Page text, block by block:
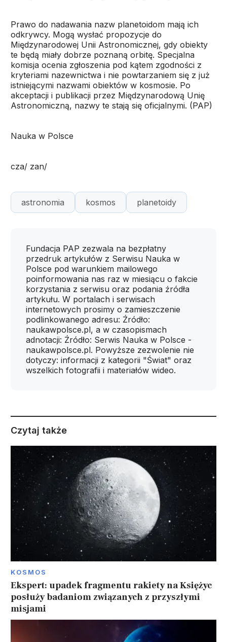
Prawo do nadawania nazw planetoidom mają ich
odkrywcy. Mogą wysłać propozycje do
Międzynarodowej Unii Astronomicznej, gdy obiekty
te będą miały dobrze poznaną orbitę. Specjalna
komisja ocenia zgłoszenia pod kątem zgodności z
kryteriami nazewnictwa i nie powtarzaniem się z już
istniejącymi nazwami obiektów w kosmosie. Po
akceptacji i publikacji przez Międzynarodową Unię
Astronomiczną, nazwy te stają się oficjalnymi. (PAP)
Nauka w Polsce
cza/ zan/
astronomia kosmos planetoidy
Fundacja PAP zezwala na bezpłatny
przedruk artykułów z Serwisu Nauka w
Polsce pod warunkiem mailowego
poinformowania nas raz w miesiącu o fakcie
korzystania z serwisu oraz podania źródła
artykułu. W portalach i serwisach
internetowych prosimy o zamieszczenie
podlinkowanego adresu: Źródło:
naukawpolsce.pl, a w czasopismach
adnotacji: Źródło: Serwis Nauka w Polsce -
naukawpolsce.pl. Powyższe zezwolenie nie
dotyczy: informacji z kategorii "Świat" oraz
wszelkich fotografii i materiałów wideo.
Czytaj także
KOSMOS
Ekspert: upadek fragmentu rakiety na Księżyc
posłuży badaniom związanych z przyszłymi
misjami